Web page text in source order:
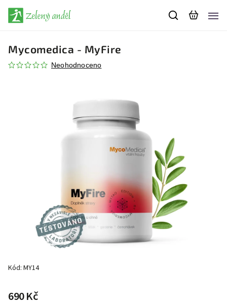
Mycomedica - MyFire
Neohodnoceno
Kód: MY14
690 Kč